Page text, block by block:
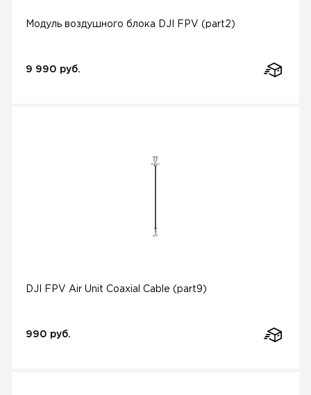
Модуль воздушного блока DJI FPV (part2)
9 990 руб.
DJI FPV Air Unit Coaxial Cable (part9)
990 руб.